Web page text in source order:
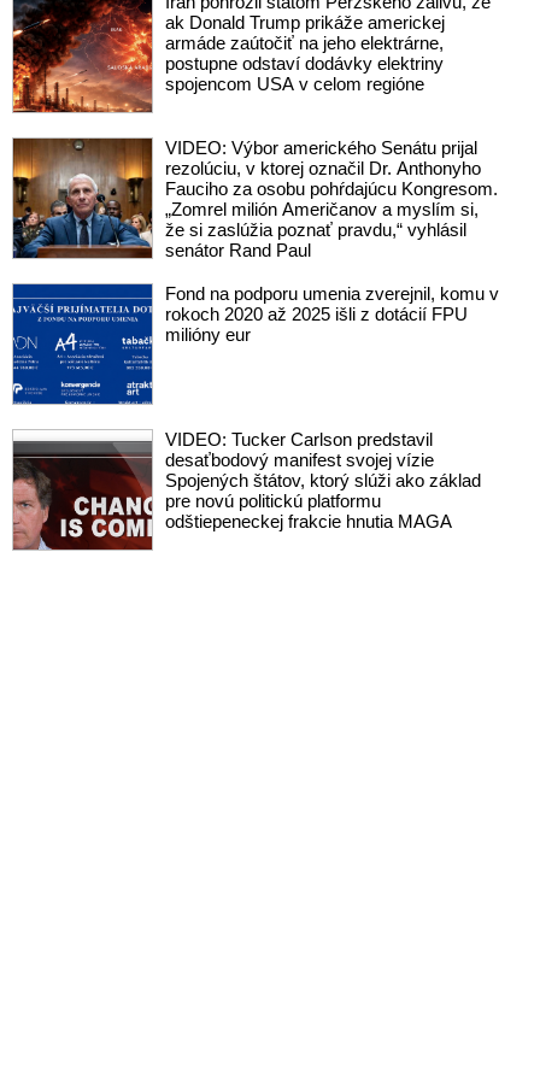
ak Donald Trump prikáže americkej
armáde zaútočiť na jeho elektrárne,
postupne odstaví dodávky elektriny
spojencom USA v celom regióne
VIDEO: Výbor amerického Senátu prijal
rezolúciu, v ktorej označil Dr. Anthonyho
Fauciho za osobu pohŕdajúcu Kongresom.
„Zomrel milión Američanov a myslím si,
že si zaslúžia poznať pravdu,“ vyhlásil
senátor Rand Paul
Fond na podporu umenia zverejnil, komu v
rokoch 2020 až 2025 išli z dotácií FPU
milióny eur
VIDEO: Tucker Carlson predstavil
desaťbodový manifest svojej vízie
Spojených štátov, ktorý slúži ako základ
pre novú politickú platformu
odštiepeneckej frakcie hnutia MAGA